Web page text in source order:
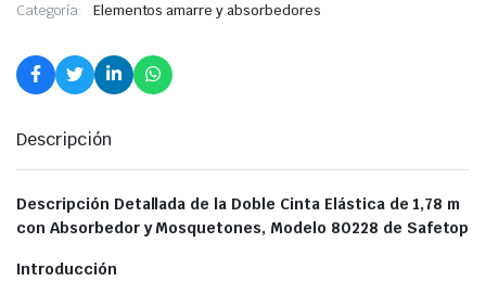
Categoría: Elementos amarre y absorbedores
Descripción
Descripción Detallada de la Doble Cinta Elástica de 1,78 m
con Absorbedor y Mosquetones, Modelo 80228 de Safetop
Introducción